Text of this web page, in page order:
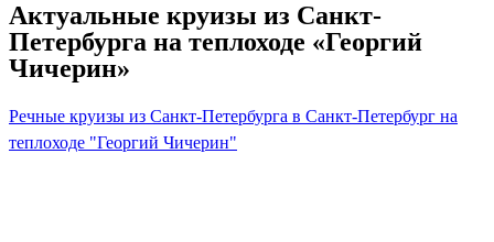
Актуальные круизы из Санкт-
Петербурга на теплоходе «Георгий
Чичерин»
Речные круизы из Санкт-Петербурга в Санкт-Петербург на
теплоходе "Георгий Чичерин"